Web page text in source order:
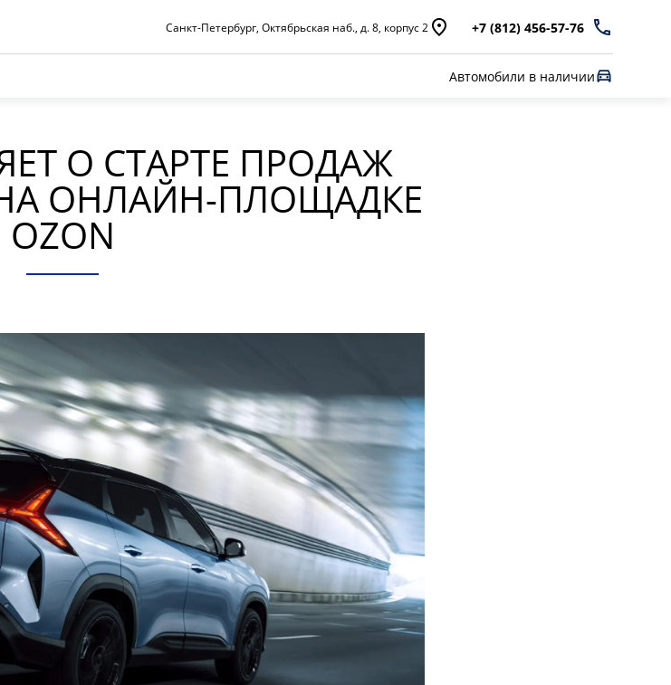
Санкт-Петербург, Октябрьская наб., д. 8, корпус 2 +7 (812) 456-57-76
Автомобили в наличии
О СТАРТЕ ПРОДАЖ
ОНЛАЙН-ПЛОЩАДКЕ
OZON